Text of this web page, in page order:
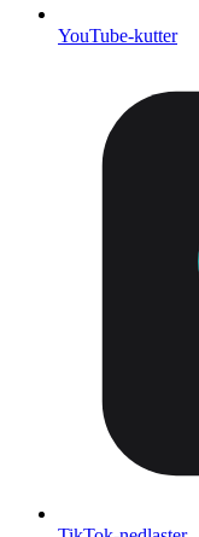
YouTube-kutter